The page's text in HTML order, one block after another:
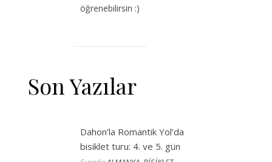
öğrenebilirsin :)
Son Yazılar
Dahon’la Romantik Yol’da
bisiklet turu: 4. ve 5. gün